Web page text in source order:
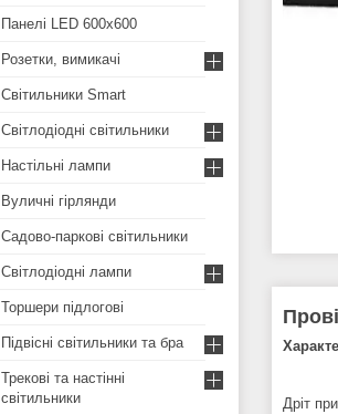
Дріт
Панелі LED 600х600
Розетки, вимикачі
Світильники Smart
Світлодіодні світильники
Настільні лампи
Вуличні гірлянди
Садово-паркові світильники
Світлодіодні лампи
Торшери підлогові
Підвісні світильники та бра
Трекові та настінні
світильники